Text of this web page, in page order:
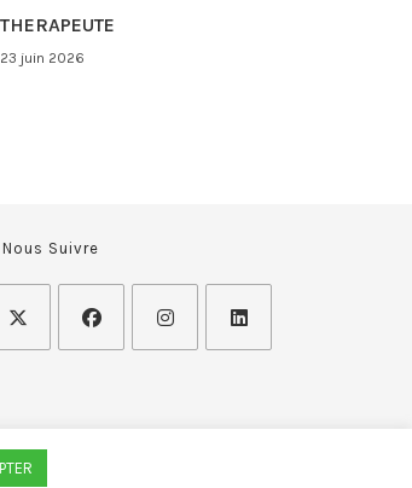
23 juin 2026
Nous Suivre